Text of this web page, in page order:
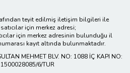
teyit edilmiş iletişim bilgileri ile
için merkez adresi;
için merkez adresinin bulunduğu il
kayıt altında bulunmaktadır.
MEHMET BLV. NO: 1088 İÇ KAPI NO:
6/TUR